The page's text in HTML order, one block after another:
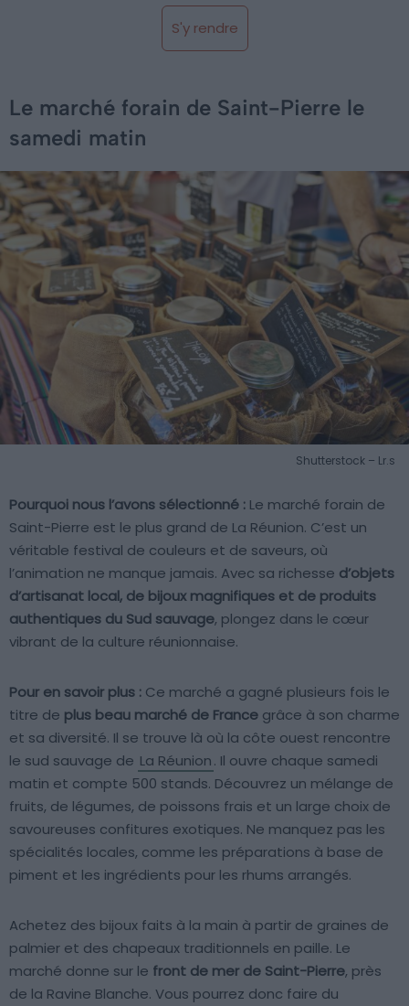
S'y rendre
Le marché forain de Saint-Pierre le
samedi matin
Shutterstock – Lr.s
Pourquoi nous l’avons sélectionné : Le marché forain de
Saint-Pierre est le plus grand de La Réunion. C’est un
véritable festival de couleurs et de saveurs, où
l’animation ne manque jamais. Avec sa richesse d’objets
d’artisanat local, de bijoux magnifiques et de produits
authentiques du Sud sauvage, plongez dans le cœur
vibrant de la culture réunionnaise.
Pour en savoir plus : Ce marché a gagné plusieurs fois le
titre de plus beau marché de France grâce à son charme
et sa diversité. Il se trouve là où la côte ouest rencontre
le sud sauvage de La Réunion. Il ouvre chaque samedi
matin et compte 500 stands. Découvrez un mélange de
fruits, de légumes, de poissons frais et un large choix de
savoureuses confitures exotiques. Ne manquez pas les
spécialités locales, comme les préparations à base de
piment et les ingrédients pour les rhums arrangés.
Achetez des bijoux faits à la main à partir de graines de
palmier et des chapeaux traditionnels en paille. Le
marché donne sur le front de mer de Saint-Pierre, près
de la Ravine Blanche. Vous pourrez donc faire du